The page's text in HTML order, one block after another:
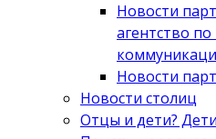
Новости
агентство
Новости
Новости столиц
Отцы и дети?